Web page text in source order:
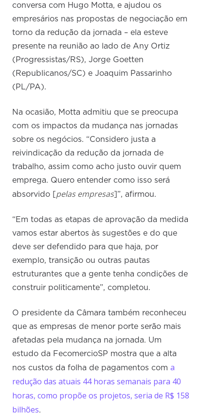
conversa com Hugo Motta, e ajudou os
empresários nas propostas de negociação em
torno da redução da jornada – ela esteve
presente na reunião ao lado de Any Ortiz
(Progressistas/RS), Jorge Goetten
(Republicanos/SC) e Joaquim Passarinho
(PL/PA).
Na ocasião, Motta admitiu que se preocupa
com os impactos da mudança nas jornadas
sobre os negócios. “Considero justa a
reivindicação da redução da jornada de
trabalho, assim como acho justo ouvir quem
emprega. Quero entender como isso será
absorvido [ pelas empresas]”, afirmou.
“Em todas as etapas de aprovação da medida
vamos estar abertos às sugestões e do que
deve ser defendido para que haja, por
exemplo, transição ou outras pautas
estruturantes que a gente tenha condições de
construir politicamente”, completou.
O presidente da Câmara também reconheceu
que as empresas de menor porte serão mais
afetadas pela mudança na jornada. Um
estudo da FecomercioSP mostra que a alta
nos custos da folha de pagamentos coma
redução das atuais 44 horas semanais para 40
horas, como propõe os projetos, seria de R$ 158
bilhões.